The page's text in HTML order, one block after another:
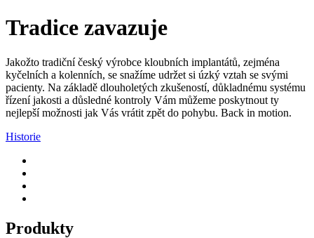
Tradice zavazuje
Jakožto tradiční český výrobce kloubních implantátů, zejména
kyčelních a kolenních, se snažíme udržet si úzký vztah se svými
pacienty. Na základě dlouholetých zkušeností, důkladnému systému
řízení jakosti a důsledné kontroly Vám můžeme poskytnout ty
nejlepší možnosti jak Vás vrátit zpět do pohybu. Back in motion.
Historie
Produkty